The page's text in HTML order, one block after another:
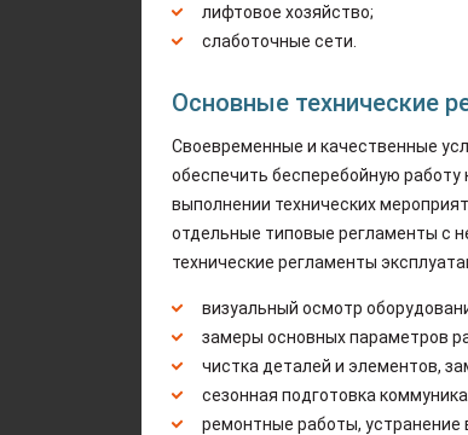
лифтовое хозяйство;
слаботочные сети.
Основные технические
Своевременные и качественные
обеспечить бесперебойную
выполнении технических
отдельные типовые регламенты с
технические регламенты
визуальный осмотр
замеры основных параметров
чистка деталей и элементов,
сезонная подготовка
ремонтные работы, устранение